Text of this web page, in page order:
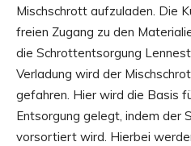
Mischschrott aufzuladen. Die
freien Zugang zu den
die Schrottentsorgung
Verladung wird der
gefahren. Hier wird die Basis
Entsorgung gelegt, indem der
vorsortiert wird. Hierbei